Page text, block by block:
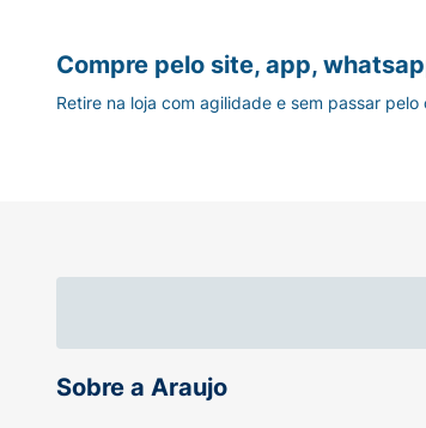
Sobre a Araujo
Compre pelo site, app,
Retire na loja com agilidade e sem passar pelo